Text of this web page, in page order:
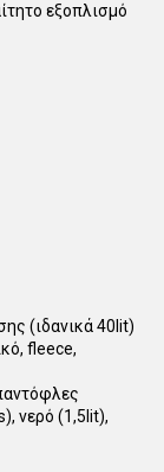
εξοπλισμό
(ιδανικά 40lit)
fleece,
νερό (1,5lit),